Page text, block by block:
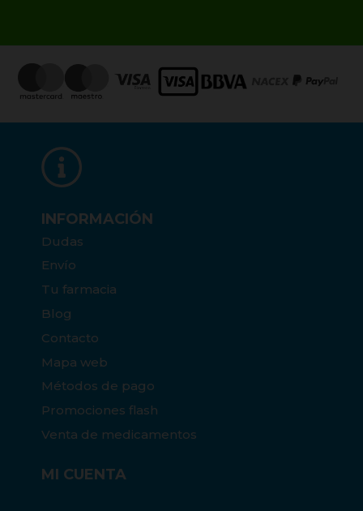
INFORMACIÓN
Dudas
Envío
Tu farmacia
Blog
Contacto
Mapa web
Métodos de pago
Promociones flash
Venta de medicamentos
MI CUENTA